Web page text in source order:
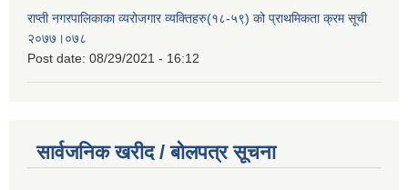
राप्ती नगरपालिकाका व्यरोजगार व्यक्तिहरु(१८-५९) को प्राथमिकता क्रम सूची
२०७७।०७८
Post date: 08/29/2021 - 16:12
सार्वजनिक खरीद / बोलपत्र सूचना